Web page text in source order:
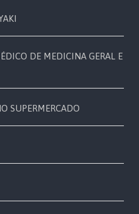
DE MEDICINA GERAL E
SUPERMERCADO